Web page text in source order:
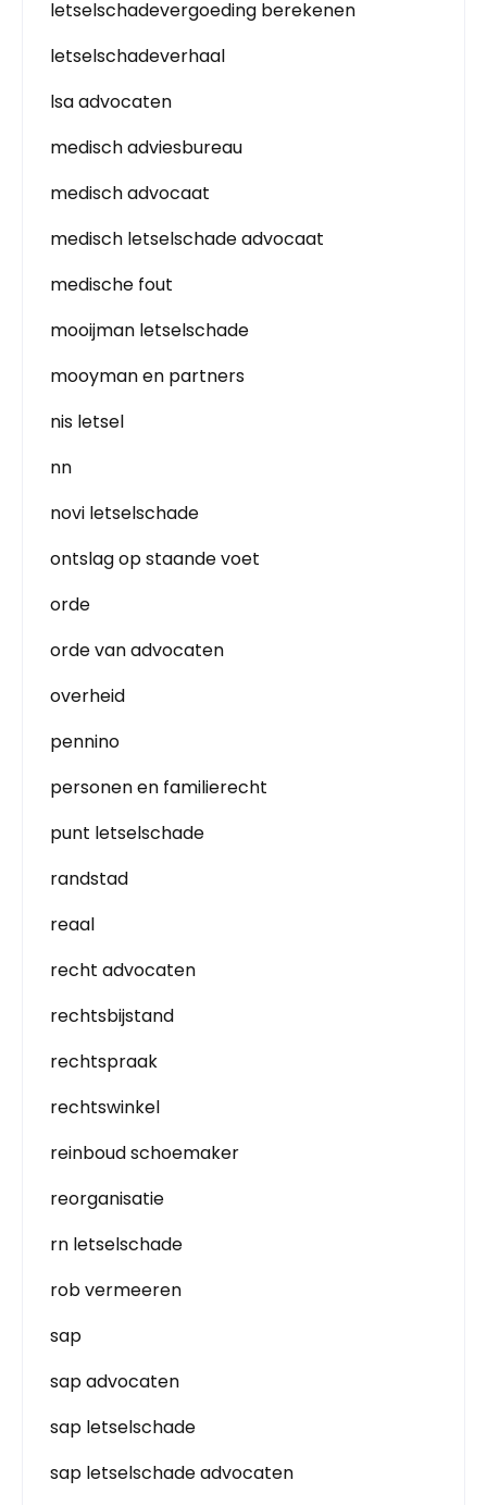
letselschadevergoeding berekenen
letselschadeverhaal
lsa advocaten
medisch adviesbureau
medisch advocaat
medisch letselschade advocaat
medische fout
mooijman letselschade
mooyman en partners
nis letsel
nn
novi letselschade
ontslag op staande voet
orde
orde van advocaten
overheid
pennino
personen en familierecht
punt letselschade
randstad
reaal
recht advocaten
rechtsbijstand
rechtspraak
rechtswinkel
reinboud schoemaker
reorganisatie
rn letselschade
rob vermeeren
sap
sap advocaten
sap letselschade
sap letselschade advocaten